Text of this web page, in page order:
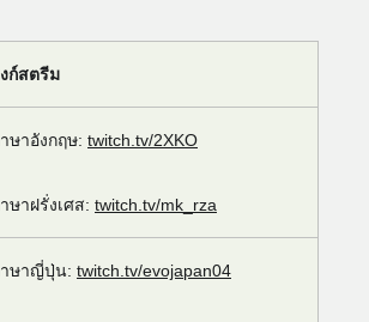
ก์สตรีม
ษาอังกฤษ: twitch.tv/2XKO
ษาฝรั่งเศส: twitch.tv/mk_rza
ษาญี่ปุ่น: twitch.tv/evojapan04